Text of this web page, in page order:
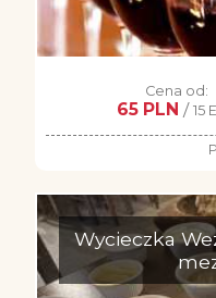
Cena od:
65 PLN / 15
Wycieczka